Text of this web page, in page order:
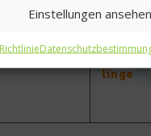
Einstellungen ansehen
Senfsa
en
s und
Pfiffer
linge